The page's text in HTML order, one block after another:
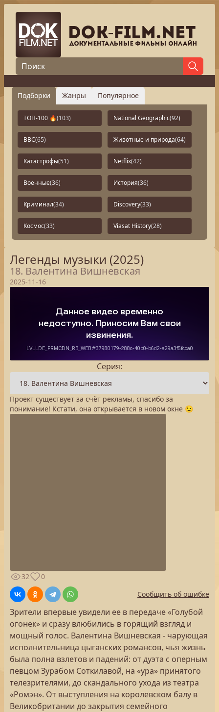
Подборки Жанры Популярное
ТОП-100 🔥(103) National Geographic(92)
BBC(65) Животные и природа(64)
Катастрофы(51) Netflix(42)
Военные(36) История(36)
Криминал(34) Discovery(33)
Космос(33) Viasat History(28)
Легенды музыки (2025)
18. Валентина Вишневская
2025-11-16
Серия:
Проект существует за счёт рекламы, спасибо за
понимание! Кстати, она открывается в новом окне 😉
32
0
Сообщить об ошибке
Зрители впервые увидели ее в передаче «Голубой
огонек» и сразу влюбились в горящий взгляд и
мощный голос. Валентина Вишневская - чарующая
исполнительница цыганских романсов, чья жизнь
была полна взлетов и падений: от дуэта с оперным
певцом Зурабом Соткилавой, на «ура» принятого
телезрителями, до скандального ухода из театра
«Ромэн». От выступления на королевском балу в
Великобритании до закрытия семейного